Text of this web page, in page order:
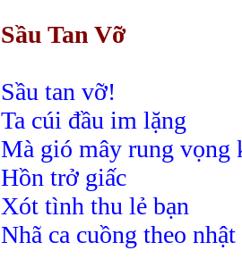
Sầu Tan Vỡ
Sầu tan vỡ!
Ta cúi đầu im lặng
Mà gió mây rung vọng
Hồn trở giấc
Xót tình thu lẻ bạn
Nhã ca cuồng theo